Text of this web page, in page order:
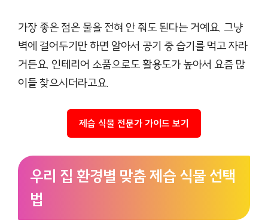
가장 좋은 점은 물을 전혀 안 줘도 된다는 거예요. 그냥
벽에 걸어두기만 하면 알아서 공기 중 습기를 먹고 자라
거든요. 인테리어 소품으로도 활용도가 높아서 요즘 많
이들 찾으시더라고요.
제습 식물 전문가 가이드 보기
우리 집 환경별 맞춤 제습 식물 선택
법